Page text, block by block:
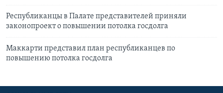
Республиканцы в Палате представителей приняли
законопроект о повышении потолка госдолга
Маккарти представил план республиканцев по
повышению потолка госдолга